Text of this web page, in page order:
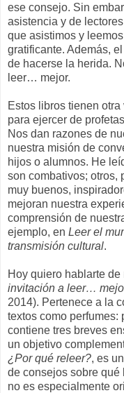
ese consejo. Sin
asistencia y de
que asistimos y
gratificante. Además,
de hacerse la herida.
leer… mejor.
Estos libros tienen
para ejercer de
Nos dan razones de
nuestra misión de
hijos o alumnos. He
son combativos; otros,
muy buenos,
mejoran nuestra
comprensión de
ejemplo, en Leer el
transmisión cultural.
Hoy quiero hablarte
invitación a leer…
2014). Pertenece a la
textos como
contiene tres breves
un objetivo
¿Por qué releer?, es
de consejos sobre qué
no es especialmente